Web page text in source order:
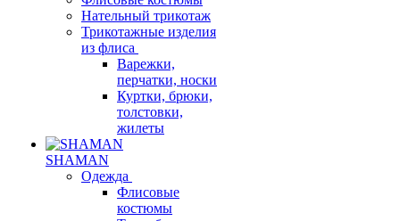
Нательный трикотаж
Трикотажные изделия
из флиса
Варежки,
перчатки, носки
Куртки, брюки,
толстовки,
жилеты
SHAMAN
Одежда
Флисовые
костюмы